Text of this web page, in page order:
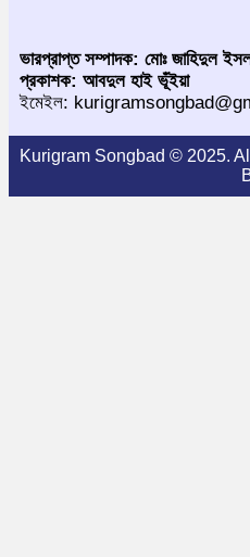
ভারপ্রাপ্ত সম্পাদক: মোঃ জাহিদুল
প্রকাশক: আবদুল হাই ভূঁইয়া
ইমেইল:
Kurigram Songbad © 2025.